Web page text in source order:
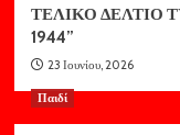
ΤΕΛΙΚΟ ΔΕΛΤΙΟ
1944”
23 Ιουνίου, 2026
Παιδί